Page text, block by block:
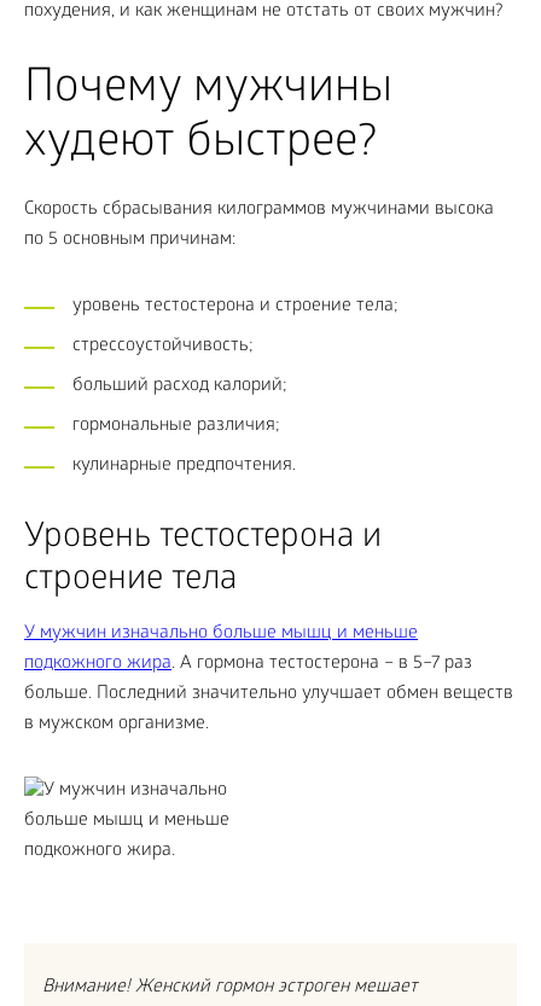
похудения, и как женщинам не отстать от своих мужчин?
Почему мужчины
худеют быстрее?
Скорость сбрасывания килограммов мужчинами высока
по 5 основным причинам:
уровень тестостерона и строение тела;
стрессоустойчивость;
больший расход калорий;
гормональные различия;
кулинарные предпочтения.
Уровень тестостерона и
строение тела
У мужчин изначально больше мышц и меньше
подкожного жира. А гормона тестостерона – в 5–7 раз
больше. Последний значительно улучшает обмен веществ
в мужском организме.
Внимание! Женский гормон эстроген мешает